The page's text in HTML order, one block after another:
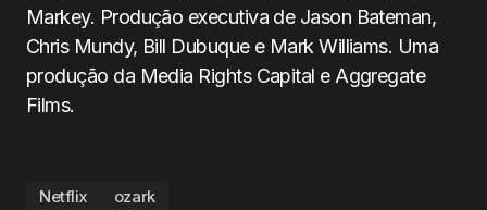
Markey. Produção executiva de Jason Bateman,
Chris Mundy, Bill Dubuque e Mark Williams. Uma
produção da Media Rights Capital e Aggregate
Films.
Netflix ozark